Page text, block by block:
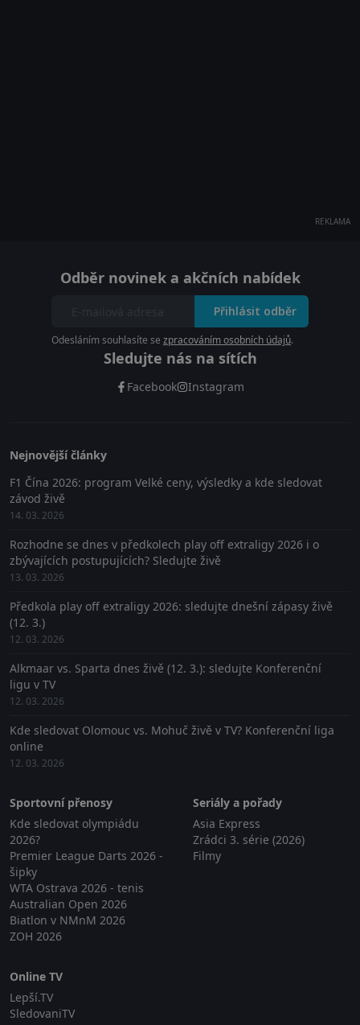
REKLAMA
Odběr novinek a akčních nabídek
Přihlásit odběr
Odesláním souhlasíte se zpracováním osobních údajů.
Sledujte nás na sítích
Facebook Instagram
Nejnovější články
F1 Čína 2026: program Velké ceny, výsledky a kde sledovat
závod živě
14. 03. 2026
Rozhodne se dnes v předkolech play off extraligy 2026 i o
zbývajících postupujících? Sledujte živě
13. 03. 2026
Předkola play off extraligy 2026: sledujte dnešní zápasy živě
(12. 3.)
12. 03. 2026
Alkmaar vs. Sparta dnes živě (12. 3.): sledujte Konferenční
ligu v TV
12. 03. 2026
Kde sledovat Olomouc vs. Mohuč živě v TV? Konferenční liga
online
12. 03. 2026
Sportovní přenosy
Kde sledovat olympiádu
2026?
Premier League Darts 2026 -
šipky
WTA Ostrava 2026 - tenis
Australian Open 2026
Biatlon v NMnM 2026
ZOH 2026
Seriály a pořady
Asia Express
Zrádci 3. série (2026)
Filmy
Online TV
Lepší.TV
SledovaniTV